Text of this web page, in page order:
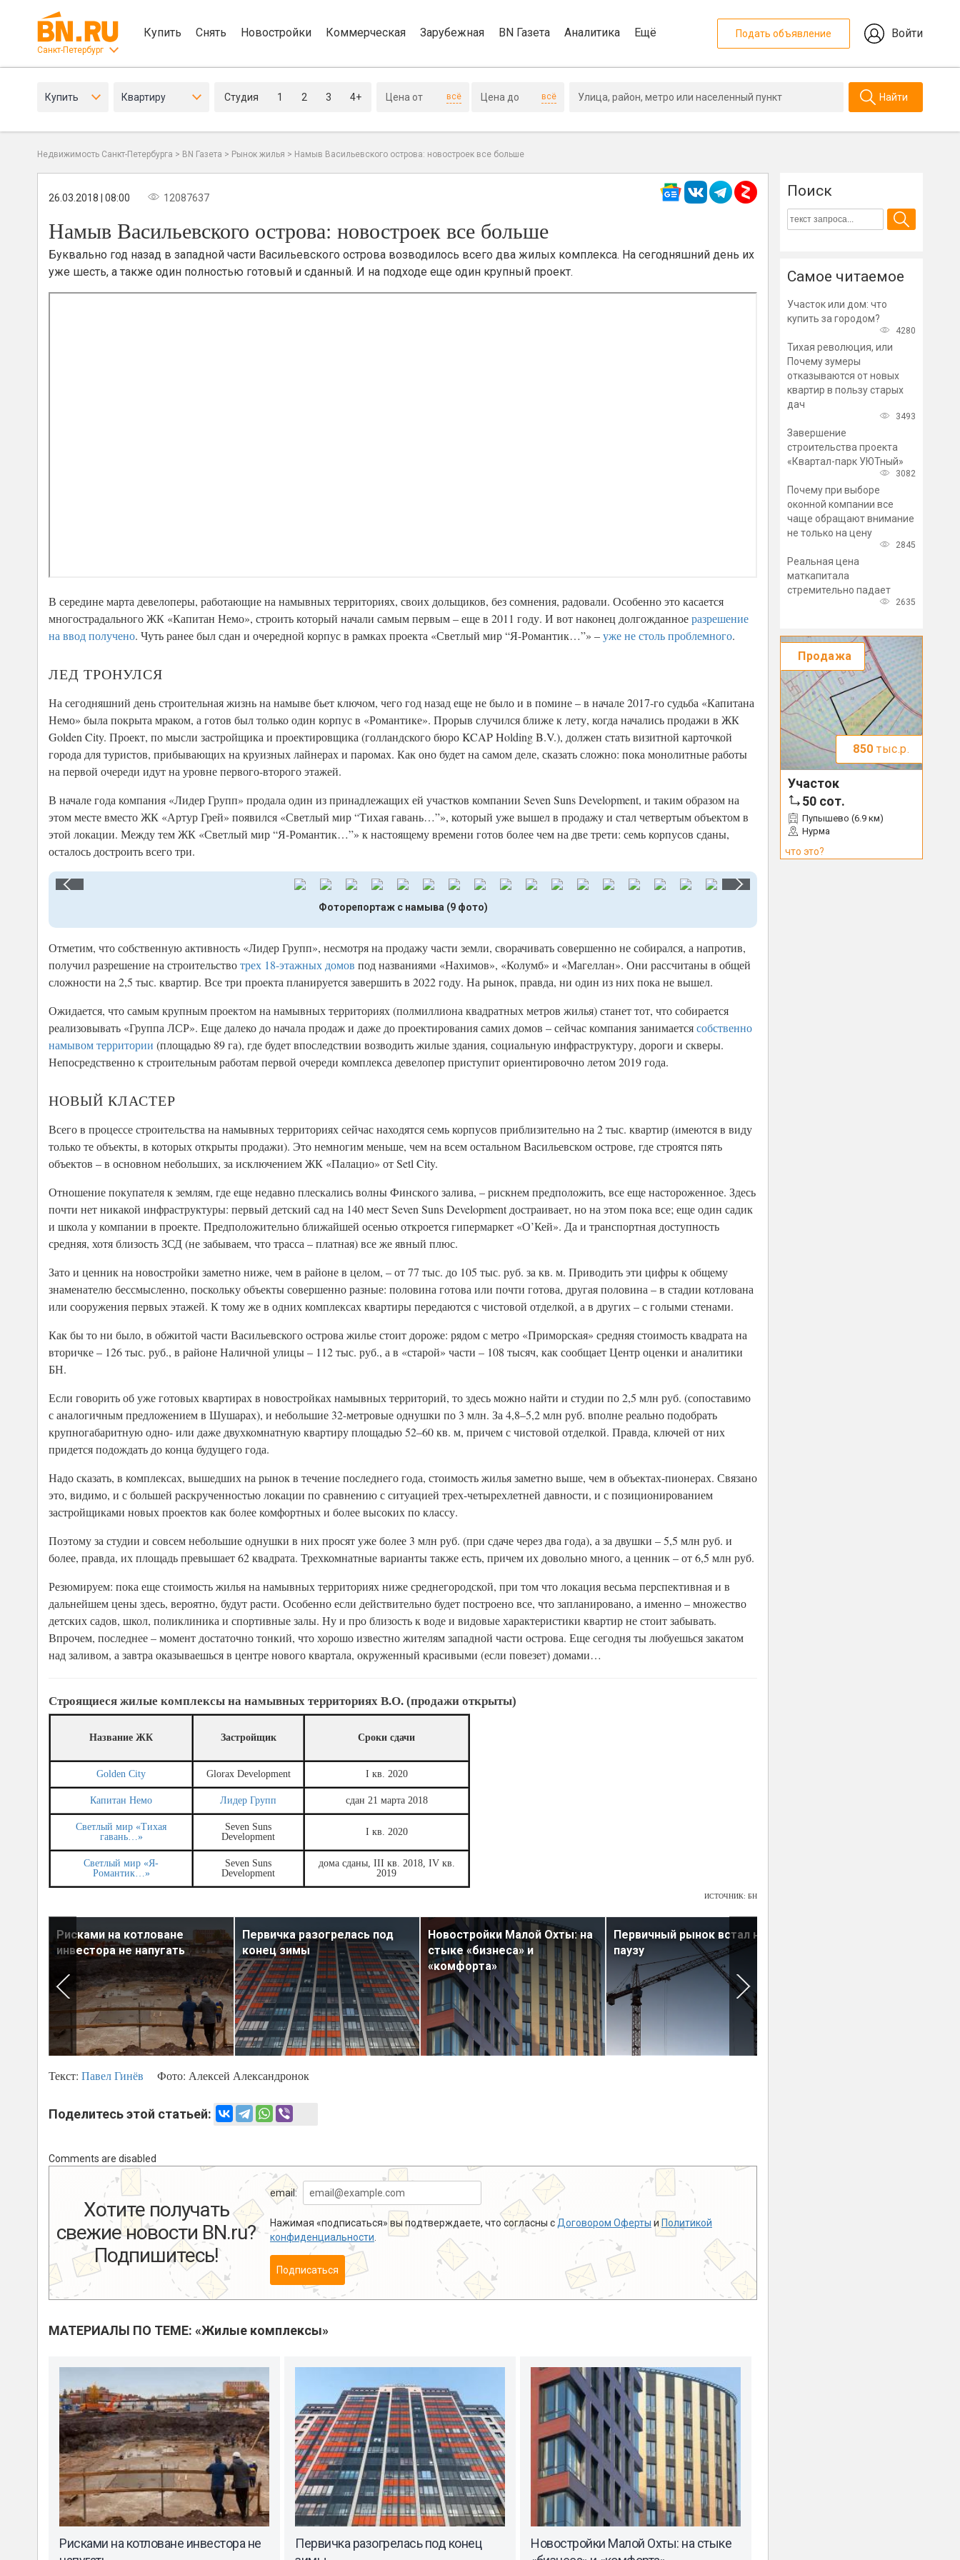
Санкт-Петербург
Купить Снять Новостройки Коммерческая Зарубежная BN Газета Аналитика Ещё Подать объявление Войти
Купить Квартиру Студия 1 2 3 4+ всё всё Найти
Недвижимость Санкт-Петербурга > BN Газета > Рынок жилья > Намыв Васильевского острова: новостроек все больше
26.03.2018 | 08:00 12087637
Намыв Васильевского острова: новостроек все больше
Буквально год назад в западной части Васильевского острова возводилось всего два жилых комплекса. На сегодняшний день их
уже шесть, а также один полностью готовый и сданный. И на подходе еще один крупный проект.
В середине марта девелоперы, работающие на намывных территориях, своих дольщиков, без сомнения, радовали. Особенно это касается
многострадального ЖК «Капитан Немо», строить который начали самым первым – еще в 2011 году. И вот наконец долгожданноеразрешение
на ввод получено. Чуть ранее был сдан и очередной корпус в рамках проекта «Светлый мир “Я-Романтик…”» –уже не столь проблемного.
ЛЕД ТРОНУЛСЯ
На сегодняшний день строительная жизнь на намыве бьет ключом, чего год назад еще не было и в помине – в начале 2017-го судьба «Капитана
Немо» была покрыта мраком, а готов был только один корпус в «Романтике». Прорыв случился ближе к лету, когда начались продажи в ЖК
Golden City. Проект, по мысли застройщика и проектировщика (голландского бюро KCAP Holding B.V.), должен стать визитной карточкой
города для туристов, прибывающих на круизных лайнерах и паромах. Как оно будет на самом деле, сказать сложно: пока монолитные работы
на первой очереди идут на уровне первого-второго этажей.
В начале года компания «Лидер Групп» продала один из принадлежащих ей участков компании Seven Suns Development, и таким образом на
этом месте вместо ЖК «Артур Грей» появился «Светлый мир “Тихая гавань…”», который уже вышел в продажу и стал четвертым объектом в
этой локации. Между тем ЖК «Светлый мир “Я-Романтик…”» к настоящему времени готов более чем на две трети: семь корпусов сданы,
осталось достроить всего три.
Фоторепортаж с намыва (9 фото)
Отметим, что собственную активность «Лидер Групп», несмотря на продажу части земли, сворачивать совершенно не собирался, а напротив,
получил разрешение на строительствотрех 18-этажных домов под названиями «Нахимов», «Колумб» и «Магеллан». Они рассчитаны в общей
сложности на 2,5 тыс. квартир. Все три проекта планируется завершить в 2022 году. На рынок, правда, ни один из них пока не вышел.
Ожидается, что самым крупным проектом на намывных территориях (полмиллиона квадратных метров жилья) станет тот, что собирается
реализовывать «Группа ЛСР». Еще далеко до начала продаж и даже до проектирования самих домов – сейчас компания занимаетсясобственно
намывом территории (площадью 89 га), где будет впоследствии возводить жилые здания, социальную инфраструктуру, дороги и скверы.
Непосредственно к строительным работам первой очереди комплекса девелопер приступит ориентировочно летом 2019 года.
НОВЫЙ КЛАСТЕР
Всего в процессе строительства на намывных территориях сейчас находятся семь корпусов приблизительно на 2 тыс. квартир (имеются в виду
только те объекты, в которых открыты продажи). Это немногим меньше, чем на всем остальном Васильевском острове, где строятся пять
объектов – в основном небольших, за исключением ЖК «Палацио» от Setl City.
Отношение покупателя к землям, где еще недавно плескались волны Финского залива, – рискнем предположить, все еще настороженное. Здесь
почти нет никакой инфраструктуры: первый детский сад на 140 мест Seven Suns Development достраивает, но на этом пока все; еще один садик
и школа у компании в проекте. Предположительно ближайшей осенью откроется гипермаркет «О’Кей». Да и транспортная доступность
средняя, хотя близость ЗСД (не забываем, что трасса – платная) все же явный плюс.
Зато и ценник на новостройки заметно ниже, чем в районе в целом, – от 77 тыс. до 105 тыс. руб. за кв. м. Приводить эти цифры к общему
знаменателю бессмысленно, поскольку объекты совершенно разные: половина готова или почти готова, другая половина – в стадии котлована
или сооружения первых этажей. К тому же в одних комплексах квартиры передаются с чистовой отделкой, а в других – с голыми стенами.
Как бы то ни было, в обжитой части Васильевского острова жилье стоит дороже: рядом с метро «Приморская» средняя стоимость квадрата на
вторичке – 126 тыс. руб., в районе Наличной улицы – 112 тыс. руб., а в «старой» части – 108 тысяч, как сообщает Центр оценки и аналитики
БН.
Если говорить об уже готовых квартирах в новостройках намывных территорий, то здесь можно найти и студии по 2,5 млн руб. (сопоставимо
с аналогичным предложением в Шушарах), и небольшие 32-метровые однушки по 3 млн. За 4,8–5,2 млн руб. вполне реально подобрать
крупногабаритную одно- или даже двухкомнатную квартиру площадью 52–60 кв. м, причем с чистовой отделкой. Правда, ключей от них
придется подождать до конца будущего года.
Надо сказать, в комплексах, вышедших на рынок в течение последнего года, стоимость жилья заметно выше, чем в объектах-пионерах. Связано
это, видимо, и с большей раскрученностью локации по сравнению с ситуацией трех-четырехлетней давности, и с позиционированием
застройщиками новых проектов как более комфортных и более высоких по классу.
Поэтому за студии и совсем небольшие однушки в них просят уже более 3 млн руб. (при сдаче через два года), а за двушки – 5,5 млн руб. и
более, правда, их площадь превышает 62 квадрата. Трехкомнатные варианты также есть, причем их довольно много, а ценник – от 6,5 млн руб.
Резюмируем: пока еще стоимость жилья на намывных территориях ниже среднегородской, при том что локация весьма перспективная и в
дальнейшем цены здесь, вероятно, будут расти. Особенно если действительно будет построено все, что запланировано, а именно – множество
детских садов, школ, поликлиника и спортивные залы. Ну и про близость к воде и видовые характеристики квартир не стоит забывать.
Впрочем, последнее – момент достаточно тонкий, что хорошо известно жителям западной части острова. Еще сегодня ты любуешься закатом
над заливом, а завтра оказываешься в центре нового квартала, окруженный красивыми (если повезет) домами…
Строящиеся жилые комплексы на намывных территориях В.О. (продажи открыты)
Название ЖК Застройщик Сроки сдачи
Golden City Glorax Development I кв. 2020
Капитан Немо Лидер Групп сдан 21 марта 2018
Светлый мир «Тихая
гавань…»
Seven Suns
Development
I кв. 2020
Светлый мир «Я-
Романтик…»
Seven Suns
Development
дома сданы, III кв. 2018, IV кв.
2019
ИСТОЧНИК: БН
Рисками на котловане
инвестора не напугать
Первичка разогрелась под
конец зимы
Новостройки Малой Охты: на
стыке «бизнеса» и
«комфорта»
Первичный рынок встал на
паузу
Текст: Павел Гинёв Фото: Алексей Александронок
Поделитесь этой статьей:
Comments are disabled
Хотите получать
свежие новости BN.ru?
Подпишитесь!
email:
Нажимая «подписаться» вы подтверждаете, что согласны с Договором Оферты и Политикой
конфиденциальности
Подписаться
МАТЕРИАЛЫ ПО ТЕМЕ: «Жилые комплексы»
Рисками на котловане инвестора не
Первичка разогрелась под конец
Новостройки Малой Охты: на стыке
Поиск
Самое читаемое
Участок или дом: что
купить за городом?
4280
Тихая революция, или
Почему зумеры
отказываются от новых
квартир в пользу старых
дач
3493
Завершение
строительства проекта
«Квартал-парк УЮТный»
3082
Почему при выборе
оконной компании все
чаще обращают внимание
не только на цену
2845
Реальная цена
маткапитала
стремительно падает
2635
Продажа
850 тыс.р.
Участок
50 сот.
Пупышево (6.9 км)
Нурма
что это?